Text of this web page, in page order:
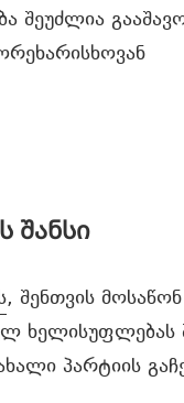
შეუძლია
შანსი
, შენთვის
ხელისუფლებას
პარტიის